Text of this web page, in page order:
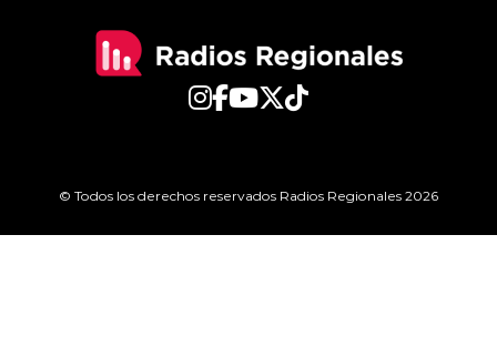
© Todos los derechos reservados Radios Regionales 2026